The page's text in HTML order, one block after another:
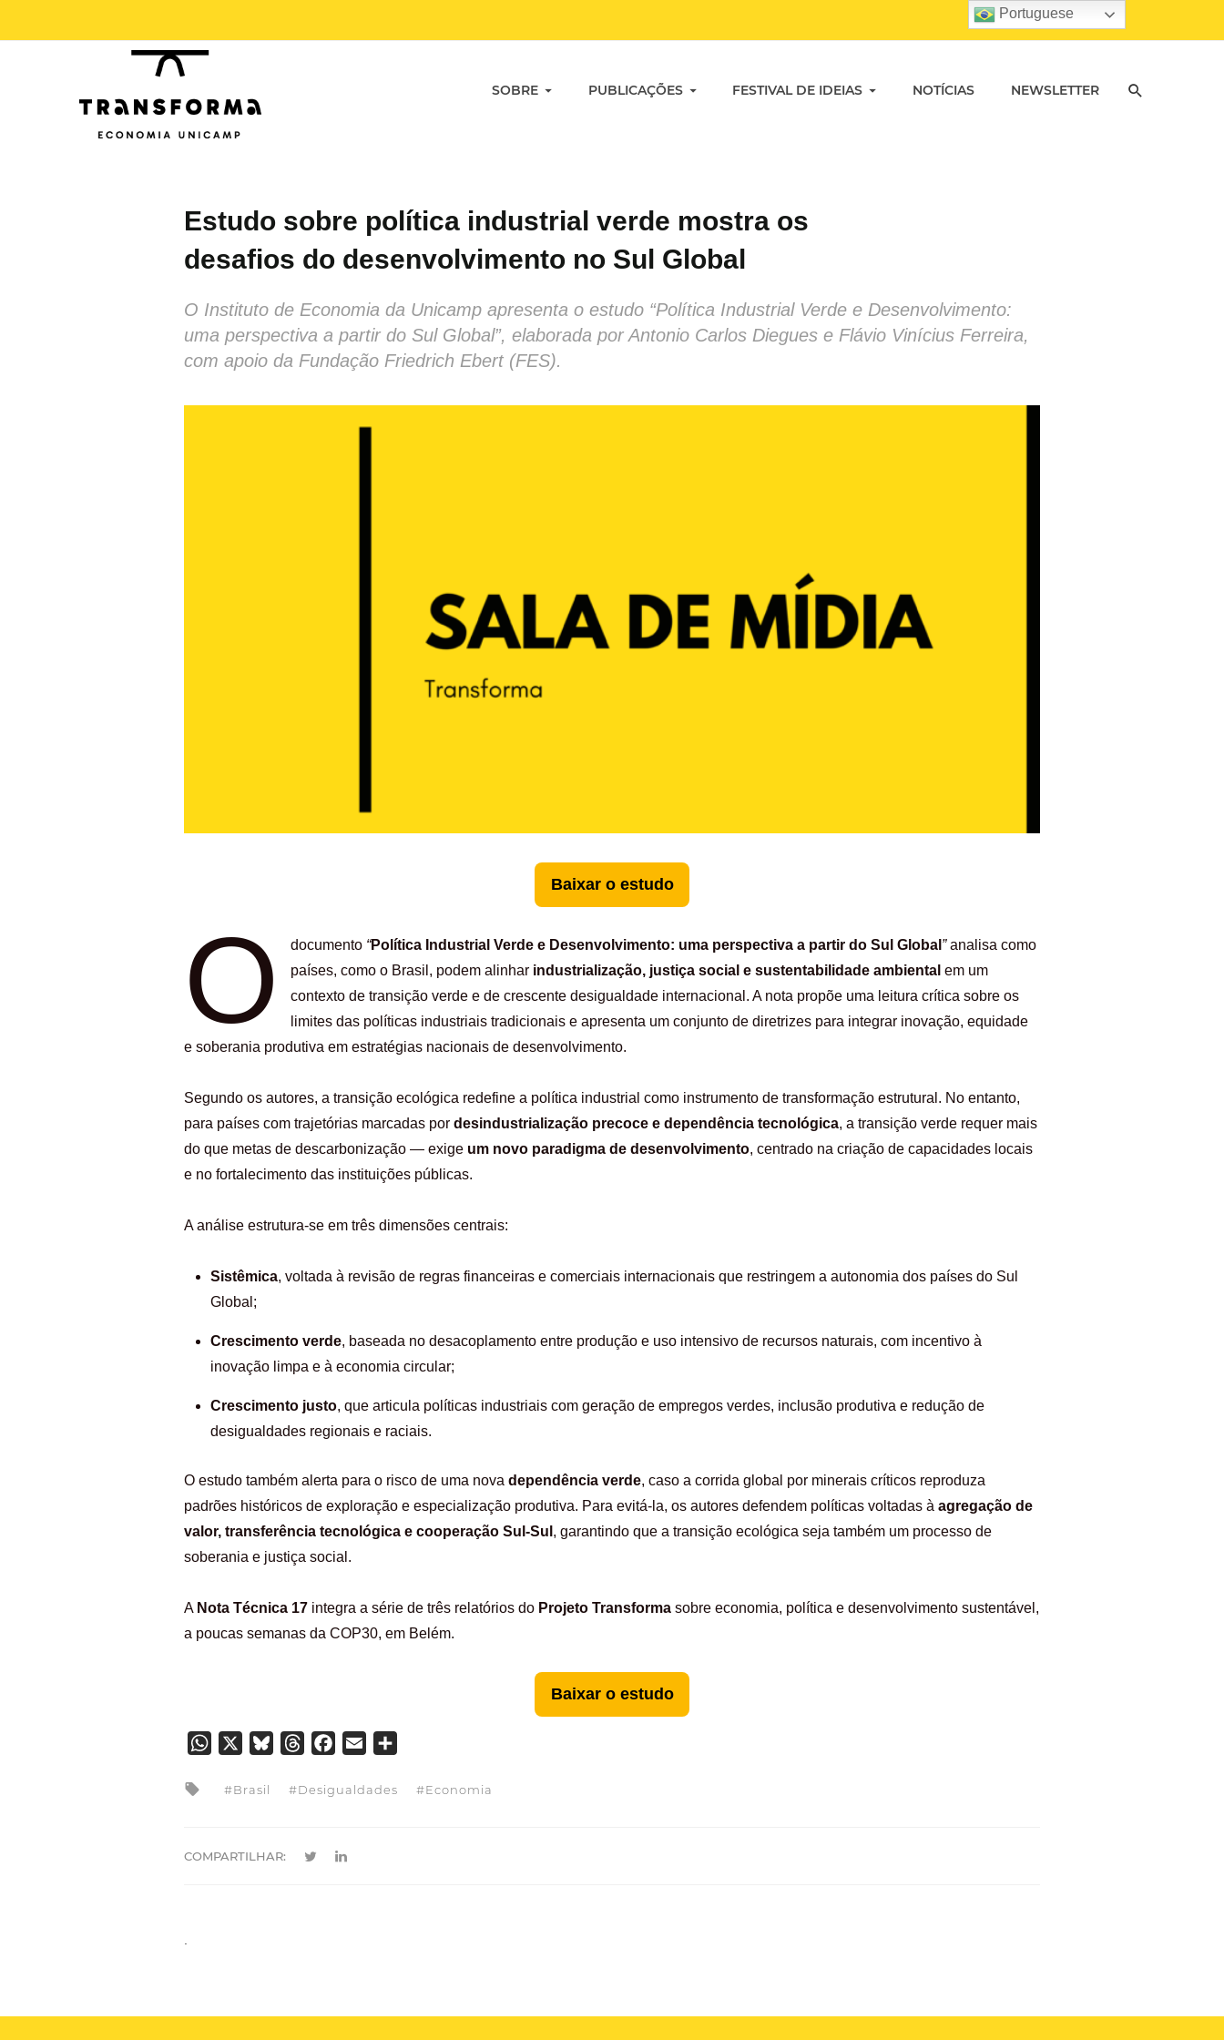
SOBRE PUBLICAÇÕES FESTIVAL DE IDEIAS NOTÍCIAS NEWSLETTER
Estudo sobre política industrial verde mostra os
desafios do desenvolvimento no Sul Global
O Instituto de Economia da Unicamp apresenta o estudo “Política Industrial Verde e Desenvolvimento:
uma perspectiva a partir do Sul Global”, elaborada por Antonio Carlos Diegues e Flávio Vinícius Ferreira,
com apoio da Fundação Friedrich Ebert (FES).
Baixar o estudo
O documento “Política Industrial Verde e Desenvolvimento: uma perspectiva a partir do Sul Global ”analisa como
países, como o Brasil, podem alinhar industrialização, justiça social e sustentabilidade ambiental em um
contexto de transição verde e de crescente desigualdade internacional. A nota propõe uma leitura crítica sobre os
limites das políticas industriais tradicionais e apresenta um conjunto de diretrizes para integrar inovação, equidade
e soberania produtiva em estratégias nacionais de desenvolvimento.
Segundo os autores, a transição ecológica redefine a política industrial como instrumento de transformação estrutural. No entanto,
para países com trajetórias marcadas por desindustrialização precoce e dependência tecnológica, a transição verde requer mais
do que metas de descarbonização — exige um novo paradigma de desenvolvimento, centrado na criação de capacidades locais
e no fortalecimento das instituições públicas.
A análise estrutura-se em três dimensões centrais:
Sistêmica, voltada à revisão de regras financeiras e comerciais internacionais que restringem a autonomia dos países do Sul
Global;
Crescimento verde, baseada no desacoplamento entre produção e uso intensivo de recursos naturais, com incentivo à
inovação limpa e à economia circular;
Crescimento justo, que articula políticas industriais com geração de empregos verdes, inclusão produtiva e redução de
desigualdades regionais e raciais.
O estudo também alerta para o risco de uma nova dependência verde, caso a corrida global por minerais críticos reproduza
padrões históricos de exploração e especialização produtiva. Para evitá-la, os autores defendem políticas voltadas à agregação de
valor, transferência tecnológica e cooperação Sul-Sul , garantindo que a transição ecológica seja também um processo de
soberania e justiça social.
A Nota Técnica 17 integra a série de três relatórios do Projeto Transforma sobre economia, política e desenvolvimento sustentável,
a poucas semanas da COP30, em Belém.
Baixar o estudo
WhatsApp BlueskyThreadsFacebook
Email
Brasil Desigualdades Economia
COMPARTILHAR:
Portuguese